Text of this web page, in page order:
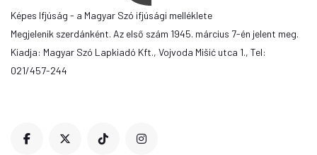
Képes Ifjúság - a Magyar Szó ifjúsági melléklete
Megjelenik szerdánként. Az első szám 1945. március 7-én jelent meg.
Kiadja: Magyar Szó Lapkiadó Kft., Vojvoda Mišić utca 1., Tel:
021/457-244